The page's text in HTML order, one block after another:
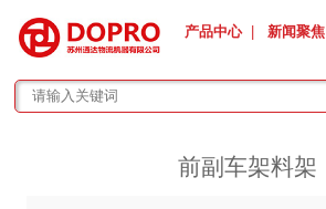
产品中心 新闻聚焦
前副车架料架